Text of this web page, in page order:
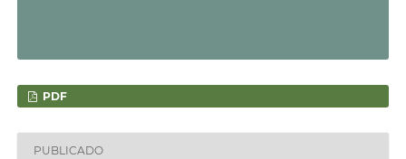
PDF
PUBLICADO